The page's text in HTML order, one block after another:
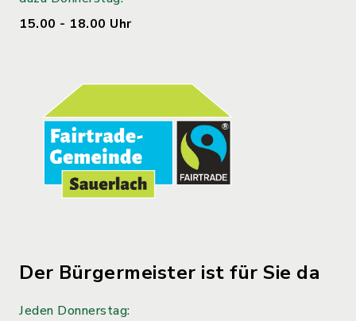
15.00 - 18.00 Uhr
Der Bürgermeister ist für Sie da
Jeden Donnerstag: